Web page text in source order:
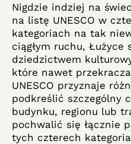
Nigdzie indziej na
na listę UNESCO w
kategoriach na tak
ciągłym ruchu, Łużyce
dziedzictwem
które nawet
UNESCO przyznaje
podkreślić szczególny
budynku, regionu lub
pochwalić się łącznie
tych czterech